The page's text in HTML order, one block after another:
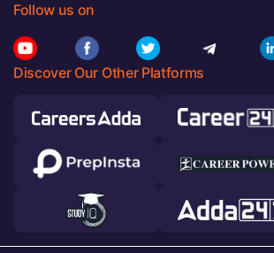
Follow us on
Discover Our Other Platforms